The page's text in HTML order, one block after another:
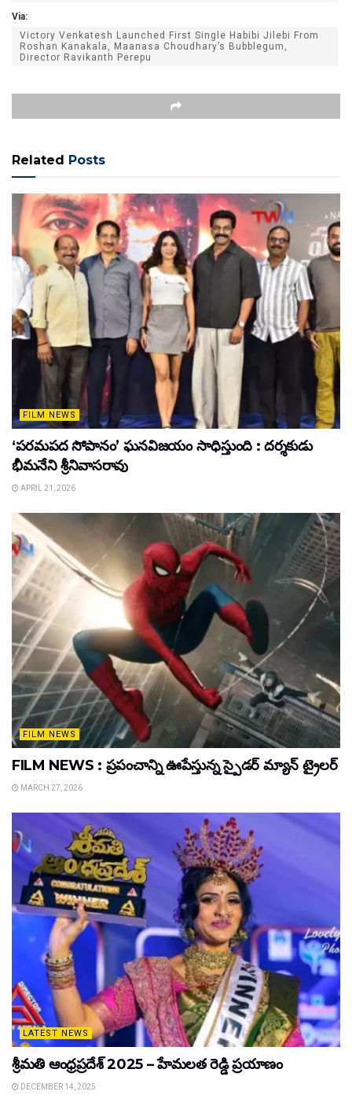
Via:
Victory Venkatesh Launched First Single Habibi Jilebi From
Roshan Kanakala, Maanasa Choudhary’s Bubblegum,
Director Ravikanth Perepu
Related Posts
FILM NEWS
‘పరమపద సోపానం’ ఘనవిజయం సాధిస్తుంది : దర్శకుడు
భీమనేని శ్రీనివాసరావు
APRIL 21, 2026
FILM NEWS
FILM NEWS : ప్రపంచాన్ని ఊపేస్తున్న స్పైడర్ మ్యాన్ ట్రైలర్
MARCH 27, 2026
LATEST NEWS
శ్రీమతి ఆంధ్రప్రదేశ్ 2025 – హేమలత రెడ్డి ప్రయాణం
DECEMBER 14, 2025